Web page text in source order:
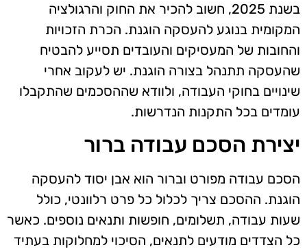
בשנת 2025, חשוב להכיר את החוק והרגולציה
המקומית בנוגע להעסקה הוגנת. הכרת הזכויות
והחובות של המעסיקים והעובדים תסייע להבטיח
שהעסקה תתנהל בצורה הוגנת. יש לעקוב אחרי
שינויים בחוקי העבודה, ולוודא שההסכמים שהתקבלו
עומדים בכל התקנות הנדרשות.
יצירת הסכם עבודה ברור
הסכם עבודה מפורט וברור הוא אבן יסוד להעסקה
הוגנת. ההסכם צריך לכלול כל פרט רלוונטי, כולל
שעות עבודה, תשלומים, חופשות ותנאים נוספים. כאשר
כל הצדדים מודעים לתנאים, הסיכוי למחלוקות בעתיד